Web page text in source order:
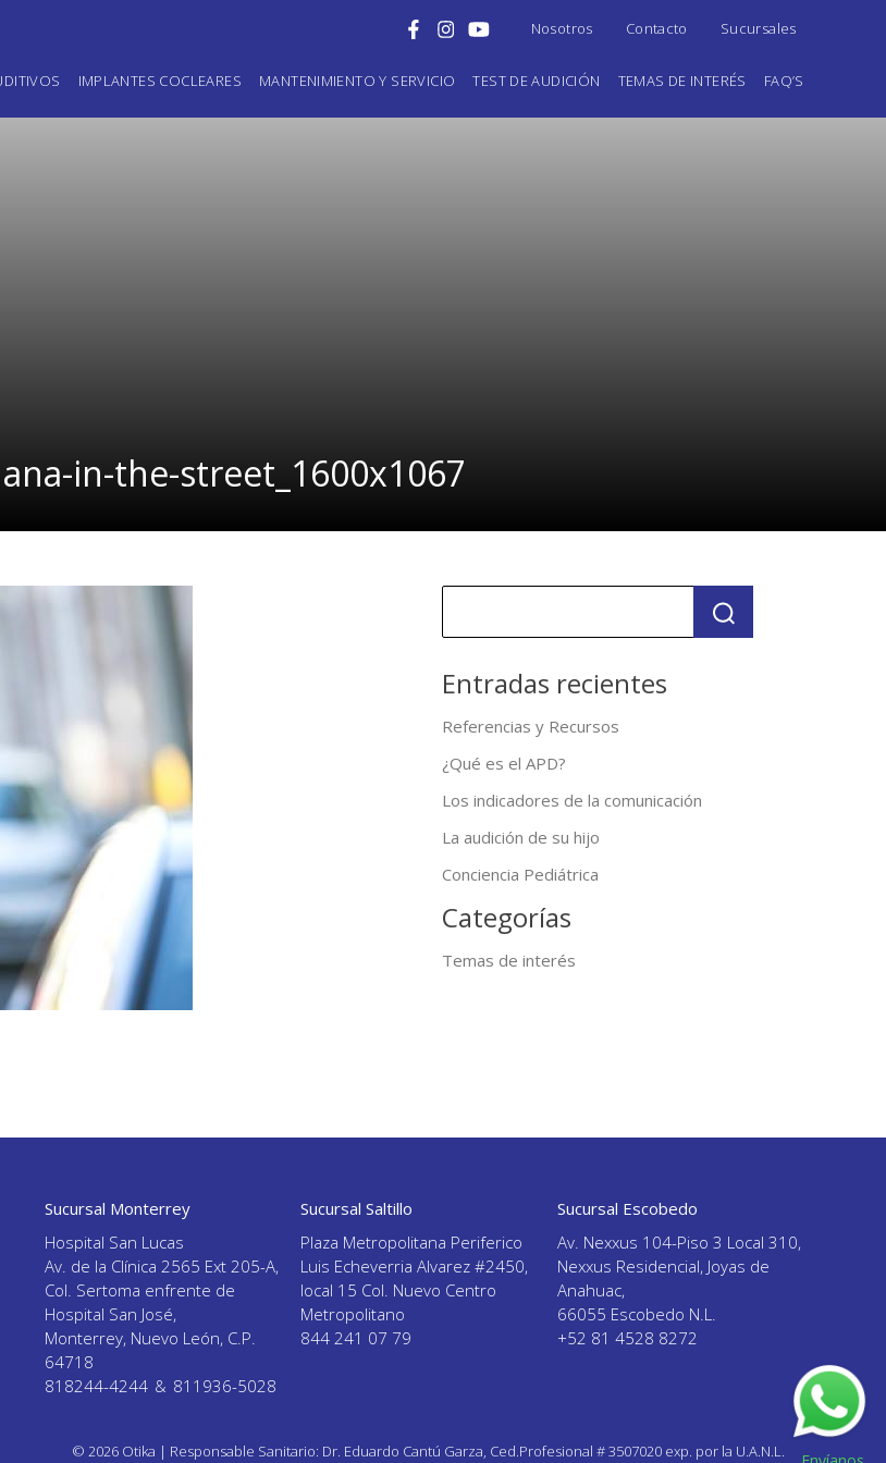
Nosotros Contacto Sucursales
IMPLANTES COCLEARES MANTENIMIENTO Y SERVICIO TEST DE AUDICIÓN TEMAS DE INTERÉS FAQ’S
in-the-street_1600x1067
Entradas recientes
Referencias y Recursos
¿Qué es el APD?
Los indicadores de la comunicación
La audición de su hijo
Conciencia Pediátrica
Categorías
Temas de interés
Sucursal Monterrey
Hospital San Lucas
Av. de la Clínica 2565 Ext 205-A,
Col. Sertoma enfrente de
Hospital San José,
Monterrey, Nuevo León, C.P.
64718
818244-4244 & 811936-5028
Sucursal Saltillo
Plaza Metropolitana Periferico
Luis Echeverria Alvarez #2450,
local 15 Col. Nuevo Centro
Metropolitano
844 241 07 79
Sucursal Escobedo
Av. Nexxus 104-Piso 3 Local 310,
Nexxus Residencial, Joyas de
Anahuac,
66055 Escobedo N.L.
+52 81 4528 8272
© 2026 Otika | Responsable Sanitario: Dr. Eduardo Cantú Garza, Ced.Profesional # 3507020 exp. por la U.A.N.L.